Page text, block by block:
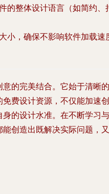
的整体设计语言（如简约、
小，确保不影响软件加载速
的完美结合。它始于清晰的
费设计资源，不仅能加速创
的设计水准。在不断学习与
创造出既解决实际问题，又